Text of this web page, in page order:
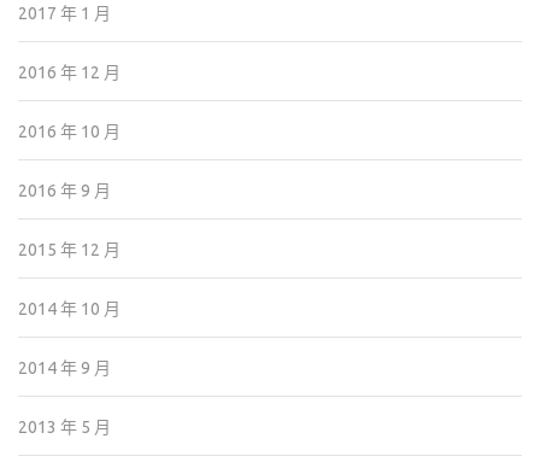
2017 年 1 月
2016 年 12 月
2016 年 10 月
2016 年 9 月
2015 年 12 月
2014 年 10 月
2014 年 9 月
2013 年 5 月